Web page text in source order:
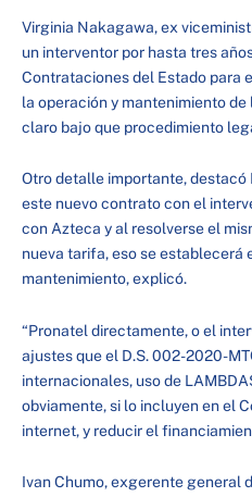
Virginia Nakagawa, ex
un interventor por hasta tres
Contrataciones del Estado para
la operación y mantenimiento de
claro bajo que procedimiento
Otro detalle importante, destacó
este nuevo contrato con el
con Azteca y al resolverse el
nueva tarifa, eso se establecerá
mantenimiento, explicó.
“Pronatel directamente, o el
ajustes que el D.S. 002-2020-
internacionales, uso de
obviamente, si lo incluyen en el
internet, y reducir el
Ivan Chumo, exgerente general